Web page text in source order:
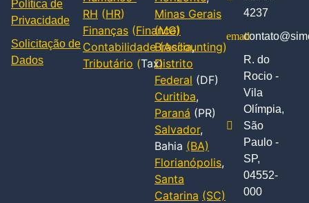
Política de
Privacidade
Solicitação de
Dados
RH (HR)
Finanças (Finance)
Contabilidade(Accounting)
Tributário (Tax)
Minas Gerais
(MG)
Brasília,
Distrito
Federal (DF)
Curitiba,
Paraná (PR)
Salvador,
Bahia (BA)
Florianópolis,
Santa
Catarina (SC)
4237
R. do
Rocio -
Vila
Olímpia,
São
Paulo -
SP,
04552-
000